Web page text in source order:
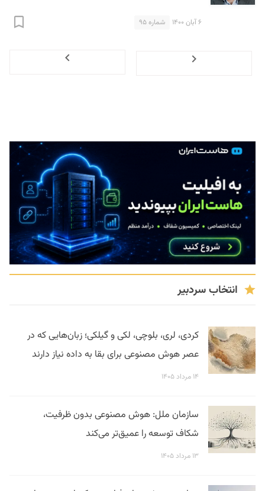
۶ آبان ۱۴۰۰ شماره ۹۵
انتخاب سردبیر
کردی، لری، بلوچی، لکی و گیلکی؛ زبان‌هایی که در
عصر هوش مصنوعی برای بقا به داده نیاز دارند
۱۴ مرداد ۱۴۰۵
سازمان ملل: هوش مصنوعی بدون ظرفیت،
شکاف توسعه را عمیق‌تر می‌کند
۱۳ مرداد ۱۴۰۵